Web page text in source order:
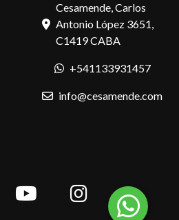
Cesamende, Carlos
Antonio López 3651,
C1419 CABA
+541133931457
info@cesamende.com